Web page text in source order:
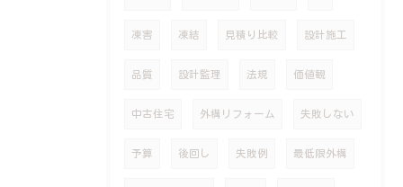
凍害 凍結 見積り比較 設計施工
品質 設計監理 法規 価値観
中古住宅 外構リフォーム 失敗しない
予算 後回し 失敗例 最低限外構